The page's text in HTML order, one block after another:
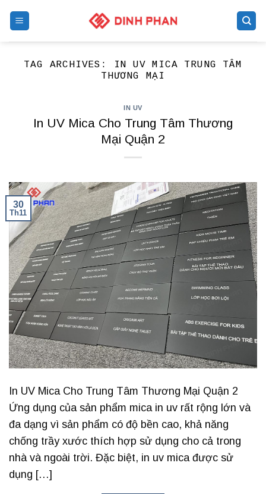
TAG ARCHIVES:
IN UV MICA TRUNG TÂM
THƯƠNG MẠI
IN UV
In UV Mica Cho Trung Tâm Thương
Mại Quận 2
30
Th11
In UV Mica Cho Trung Tâm Thương Mại Quận 2
Ứng dụng của sản phẩm mica in uv rất rộng lớn và
đa dạng vì sản phẩm có độ bền cao, khả năng
chống trầy xước thích hợp sử dụng cho cả trong
nhà và ngoài trời. Đặc biệt, in uv mica được sử
dụng […]